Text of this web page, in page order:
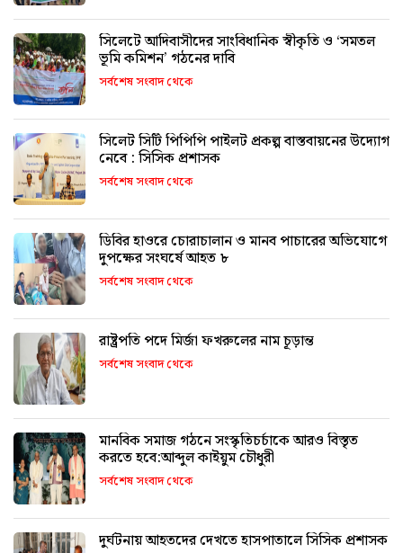
সিলেটে আদিবাসীদের সাংবিধানিক স্বীকৃতি ও ‘সমতল
ভূমি কমিশন’ গঠনের দাবি
সর্বশেষ সংবাদ থেকে
সিলেট সিটি পিপিপি পাইলট প্রকল্প বাস্তবায়নের উদ্যোগ
নেবে : সিসিক প্রশাসক
সর্বশেষ সংবাদ থেকে
ডিবির হাওরে চোরাচালান ও মানব পাচারের অভিযোগে
দুপক্ষের সংঘর্ষে আহত ৮
সর্বশেষ সংবাদ থেকে
রাষ্ট্রপতি পদে মির্জা ফখরুলের নাম চূড়ান্ত
সর্বশেষ সংবাদ থেকে
মানবিক সমাজ গঠনে সংস্কৃতিচর্চাকে আরও বিস্তৃত
করতে হবে:আব্দুল কাইয়ুম চৌধুরী
সর্বশেষ সংবাদ থেকে
দুর্ঘটনায় আহতদের দেখতে হাসপাতালে সিসিক প্রশাসক